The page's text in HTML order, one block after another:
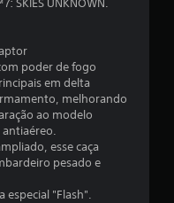
m
o
poder de fogo
em delta
melhorando
ao modelo
esse caça
pesado e
especial "Flash".